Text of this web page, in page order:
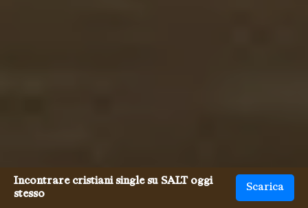
Incontrare cristiani single su SALT oggi
stesso
Scarica